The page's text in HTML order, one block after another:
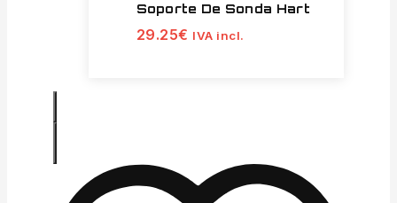
Soporte De Sonda Hart
29.25€ IVA incl.